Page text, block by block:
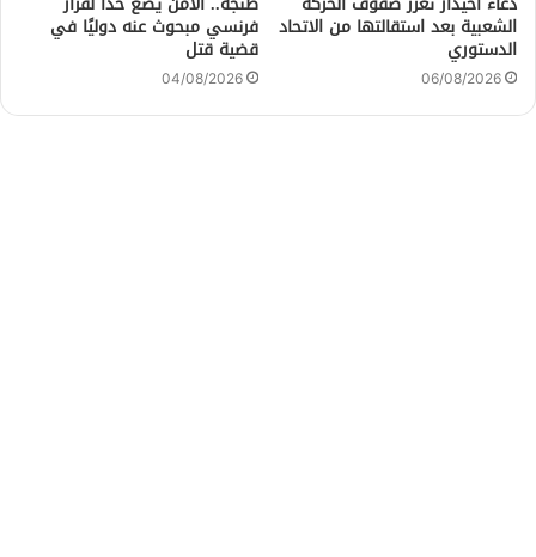
الشعبية بعد استقالتها من الاتحاد
الدستوري
06/08/2026
فرنسي مبحوث عنه دوليًا في
قضية قتل
04/08/2026